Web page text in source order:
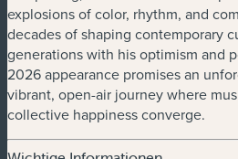
explosions of color, rhythm, and
decades of shaping contemporary
generations with his optimism and
2026 appearance promises an
vibrant, open-air journey where
collective happiness converge.